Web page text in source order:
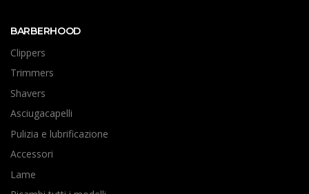
BARBERHOOD
Clippers
Trimmers
Shavers
Asciugacapelli
Pulizia e lubrificazione
Accessori
Lame